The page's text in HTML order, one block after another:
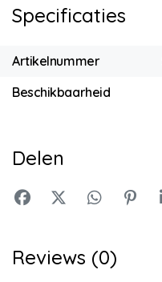
Specificaties
Artikelnummer
Beschikbaarheid
Delen
Reviews (0)